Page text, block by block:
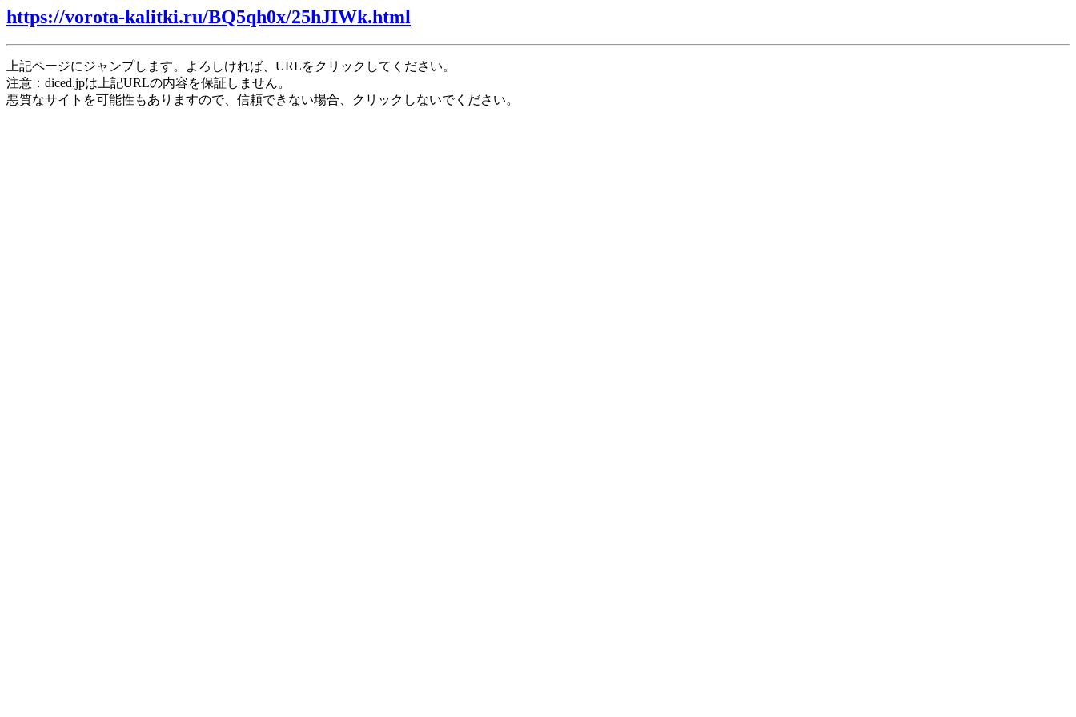
https://vorota-kalitki.ru/BQ5qh0x/25hJIWk.html
上記ページにジャンプします。よろしければ、URLをクリックしてください。
注意：diced.jpは上記URLの内容を保証しません。
悪質なサイトを可能性もありますので、信頼できない場合、クリックしないでください。